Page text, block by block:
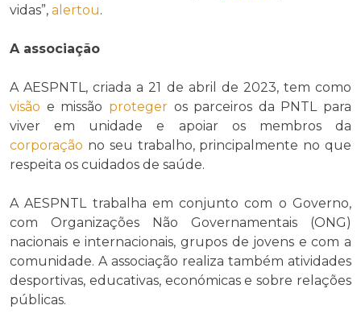
vidas”, alertou.
A associação
A AESPNTL, criada a 21 de abril de 2023, tem como
visão e missão protegeros parceiros da PNTL para
viver em unidade e apoiar os membros da
corporação no seu trabalho, principalmente no que
respeita os cuidados de saúde.
A AESPNTL trabalha em conjunto com o Governo,
com Organizações Não Governamentais (ONG)
nacionais e internacionais, grupos de jovens e com a
comunidade. A associação realiza também atividades
desportivas, educativas, económicas e sobre relações
públicas.